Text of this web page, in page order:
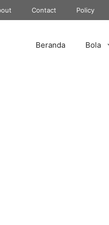
Contact Policy
Beranda Bola